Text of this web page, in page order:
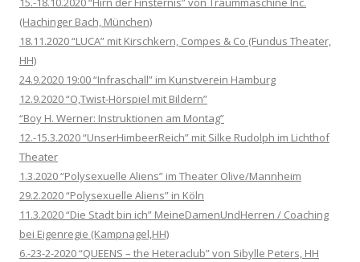
(Hachinger Bach, München)
18.11.2020 “LUCA” mit Kirschkern, Compes & Co (Fundus Theater,
HH)
24.9.2020 19:00 “Infraschall” im Kunstverein Hamburg
12.9.2020 “O,Twist-Hörspiel mit Bildern”
“Boy H. Werner: Instruktionen am Montag”
12.-15.3.2020 “UnserHimbeerReich” mit Silke Rudolph im Lichthof
Theater
1.3.2020 “Polysexuelle Aliens” im Theater Olive/Mannheim
29.2.2020 “Polysexuelle Aliens” in Köln
11.3.2020 “Die Stadt bin ich” MeineDamenUndHerren / Coaching
bei Eigenregie (Kampnagel,HH)
6.-23-2-2020 “QUEENS – the Heteraclub” von Sibylle Peters, HH